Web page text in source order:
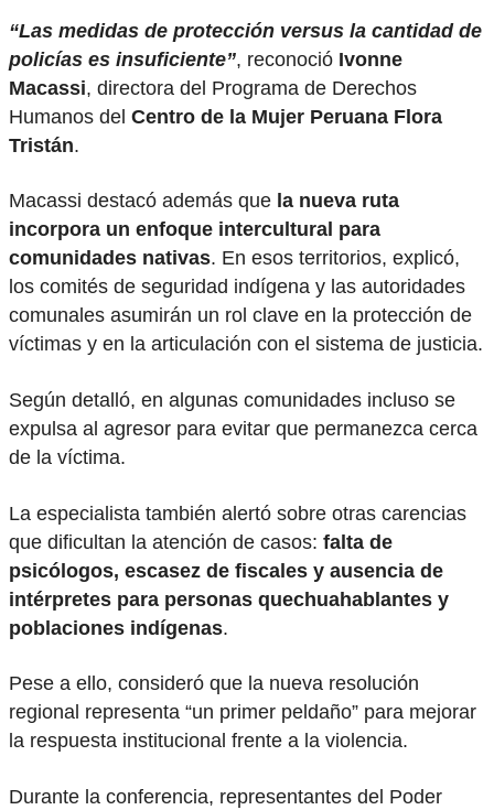
“Las medidas de protección versus la cantidad de
policías es insuficiente”, reconoció Ivonne
Macassi, directora del Programa de Derechos
Humanos del Centro de la Mujer Peruana Flora
Tristán.
Macassi destacó además que la nueva ruta
incorpora un enfoque intercultural para
comunidades nativas. En esos territorios, explicó,
los comités de seguridad indígena y las autoridades
comunales asumirán un rol clave en la protección de
víctimas y en la articulación con el sistema de justicia.
Según detalló, en algunas comunidades incluso se
expulsa al agresor para evitar que permanezca cerca
de la víctima.
La especialista también alertó sobre otras carencias
que dificultan la atención de casos: falta de
psicólogos, escasez de fiscales y ausencia de
intérpretes para personas quechuahablantes y
poblaciones indígenas.
Pese a ello, consideró que la nueva resolución
regional representa “un primer peldaño” para mejorar
la respuesta institucional frente a la violencia.
Durante la conferencia, representantes del Poder